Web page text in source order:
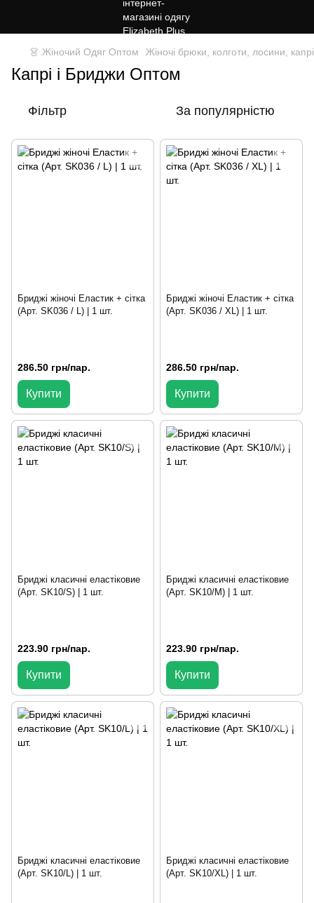
👗 Жіночий Одяг Оптом Жіночі брюки, колготи, лосини,
Капрі і Бриджи Оптом
Фільтр За популярністю
Бриджі жіночі Еластик + сітка
(Арт. SK036 / L) | 1 шт.
286.50 грн/пар.
Купити
Бриджі жіночі Еластик + сітка
(Арт. SK036 / XL) | 1 шт.
286.50 грн/пар.
Купити
Бриджі класичні еластіковие
(Арт. SK10/S) | 1 шт.
223.90 грн/пар.
Купити
Бриджі класичні еластіковие
(Арт. SK10/M) | 1 шт.
223.90 грн/пар.
Купити
Бриджі класичні еластіковие
(Арт. SK10/L) | 1 шт.
Бриджі класичні еластіковие
(Арт. SK10/XL) | 1 шт.